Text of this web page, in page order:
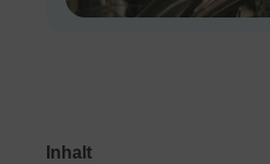
Inhalt